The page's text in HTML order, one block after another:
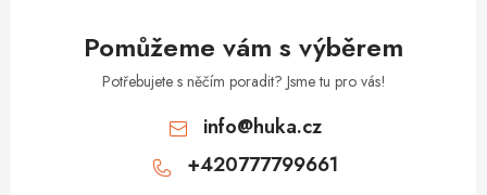
Pomůžeme vám s výběrem
Potřebujete s něčím poradit? Jsme tu pro vás!
info@huka.cz
+420777799661